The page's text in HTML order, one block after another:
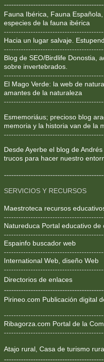
Fauna Ibérica, Fauna
especies de la fauna ibérica
Hacia un lugar salvaje.
Blog de SEO/Birdlife Donostia,
sobre invertebrados.
El Mago Verde: la web de
amantes de la naturaleza
Esmemoriáus; precioso blog
memoria y la historia van de la
Desde Ayerbe el blog de
trucos para hacer nuestro
SERVICIOS Y RECURSOS
Maestroteca recursos
Natureduca Portal educativo
Espainfo buscador web
International Web, diseño Web
Directorios de enlaces
Pirineo.com Publicación digital
Ribagorza.com Portal de la
Atajo rural, Casa de turismo